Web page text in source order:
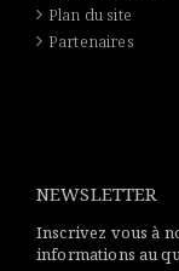
Plan du site
Partenaires
NEWSLETTER
Inscrivez vous à
informations au